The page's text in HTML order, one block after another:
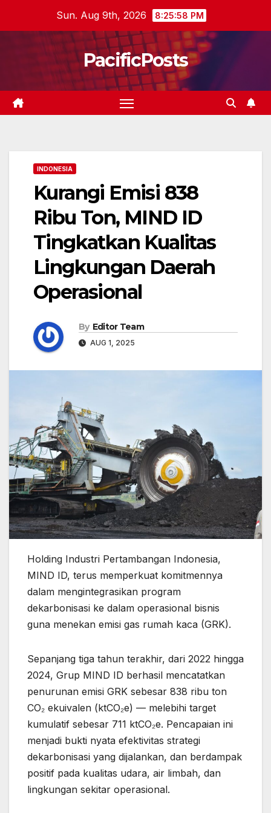
Sun. Aug 9th, 2026 8:25:59 PM
PacificPosts
INDONESIA
Kurangi Emisi 838
Ribu Ton, MIND ID
Tingkatkan Kualitas
Lingkungan Daerah
Operasional
By Editor Team
AUG 1, 2025
Holding Industri Pertambangan Indonesia,
MIND ID, terus memperkuat komitmennya
dalam mengintegrasikan program
dekarbonisasi ke dalam operasional bisnis
guna menekan emisi gas rumah kaca (GRK).
Sepanjang tiga tahun terakhir, dari 2022 hingga
2024, Grup MIND ID berhasil mencatatkan
penurunan emisi GRK sebesar 838 ribu ton
CO₂ ekuivalen (ktCO₂e) — melebihi target
kumulatif sebesar 711 ktCO₂e. Pencapaian ini
menjadi bukti nyata efektivitas strategi
dekarbonisasi yang dijalankan, dan berdampak
positif pada kualitas udara, air limbah, dan
lingkungan sekitar operasional.